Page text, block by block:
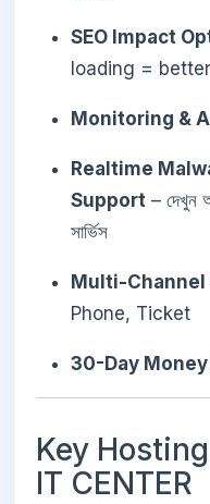
SEO Impact
loading =
Monitoring &
Realtime
Support – দেখুন
সার্ভিস
Multi-Channel
Phone, Ticket
30-Day
Key
IT CENTER